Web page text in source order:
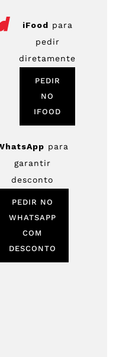
iFood para
pedir
diretamente
PEDIR
NO
IFOOD
para
garantir
desconto
PEDIR NO
WHATSAPP
COM
DESCONTO